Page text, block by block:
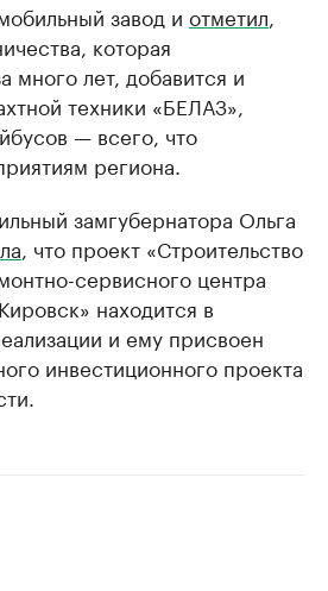
завод и отметил,
которая
много лет, добавится и
техники «БЕЛАЗ»,
— всего, что
региона.
замгубернатора Ольга
, что проект «Строительство
сервисного центра
находится в
и ему присвоен
инвестиционного проекта